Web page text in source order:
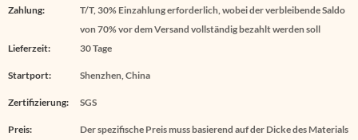
Zahlung:
T/T, 30% Einzahlung erforderlich, wobei der verbleibende Saldo
von 70% vor dem Versand vollständig bezahlt werden soll
Lieferzeit:
30 Tage
Startport: Shenzhen, China
Zertifizierung: SGS
Preis:
Der spezifische Preis muss basierend auf der Dicke des Materials